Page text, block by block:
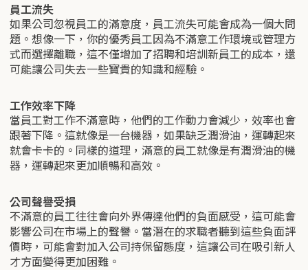
員工流失
如果公司忽視員工的滿意度，員工流失可能會成為一個大問
題。想像一下，你的優秀員工因為不滿意工作環境或管理方
式而選擇離職，這不僅增加了招聘和培訓新員工的成本，還
可能讓公司失去一些寶貴的知識和經驗。
工作效率下降
當員工對工作不滿意時，他們的工作動力會減少，效率也會
跟著下降。這就像是一台機器，如果缺乏潤滑油，運轉起來
就會卡卡的。同樣的道理，滿意的員工就像是有潤滑油的機
器，運轉起來更加順暢和高效。
公司聲譽受損
不滿意的員工往往會向外界傳達他們的負面感受，這可能會
影響公司在市場上的聲譽。當潛在的求職者聽到這些負面評
價時，可能會對加入公司持保留態度，這讓公司在吸引新人
才方面變得更加困難。